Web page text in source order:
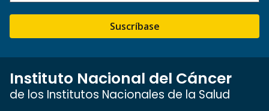
Suscríbase
Instituto Nacional del Cáncer
de los Institutos Nacionales de la Salud